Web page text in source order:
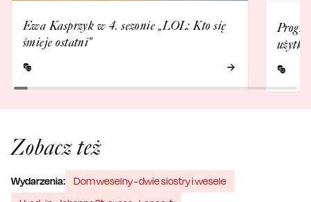
Ewa Kasprzyk w 4. sezonie „LOL: Kto się
śmieje ostatni”
Zobacz też
Wydarzenia:
Dom weselny - dwie siostry i wesele